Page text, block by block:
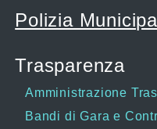
Polizia
Trasparenza
Amministrazione
Bandi di Gara e